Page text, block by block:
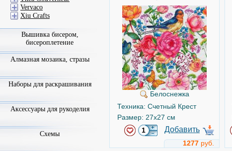
Белоснежка
Техника: Счетный Крест
Размер: 27x27 см
Добавить
1277 руб.
Vervaco
Xiu Crafts
Вышивка бисером,
бисероплетение
Алмазная мозаика, стразы
Наборы для раскрашивания
Аксессуары для рукоделия
Схемы